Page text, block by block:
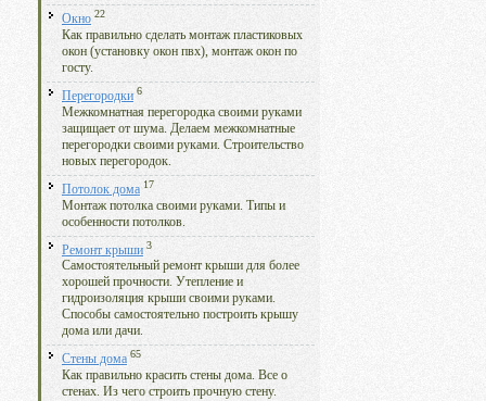
Окно 22
Как правильно сделать монтаж пластиковых
окон (установку окон пвх), монтаж окон по
госту.
Перегородки 6
Межкомнатная перегородка своими руками
защищает от шума. Делаем межкомнатные
перегородки своими руками. Строительство
новых перегородок.
Потолок дома 17
Монтаж потолка своими руками. Типы и
особенности потолков.
Ремонт крыши 3
Самостоятельный ремонт крыши для более
хорошей прочности. Утепление и
гидроизоляция крыши своими руками.
Способы самостоятельно построить крышу
дома или дачи.
Стены дома 65
Как правильно красить стены дома. Все о
стенах. Из чего строить прочную стену.